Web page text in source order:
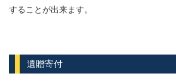
することが出来ます。
遺贈寄付